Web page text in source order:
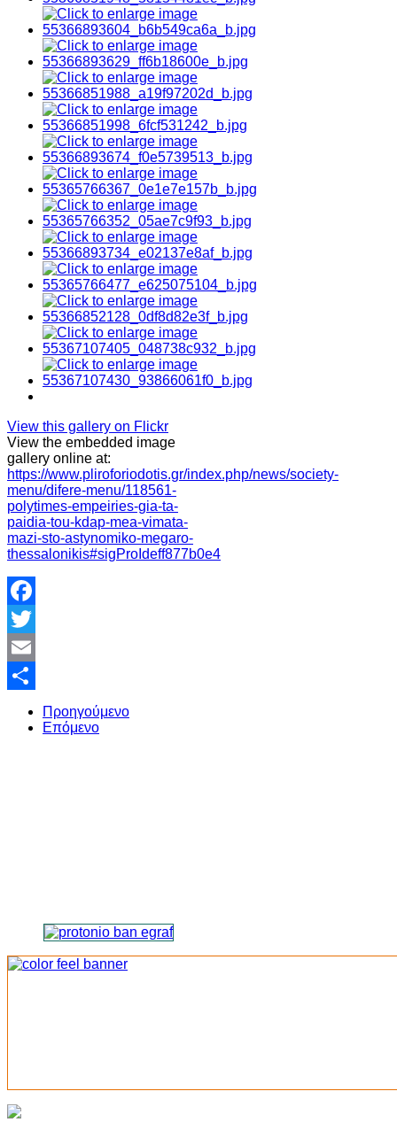
View this gallery on Flickr
View the embedded image
gallery online at:
https://www.pliroforiodotis.gr/index.php/news/society-
menu/difere-menu/118561-
polytimes-empeiries-gia-ta-
paidia-tou-kdap-mea-vimata-
mazi-sto-astynomiko-megaro-
thessalonikis#sigProIdeff877b0e4
Facebook
Twitter
Email
Share
Προηγούμενο
Επόμενο